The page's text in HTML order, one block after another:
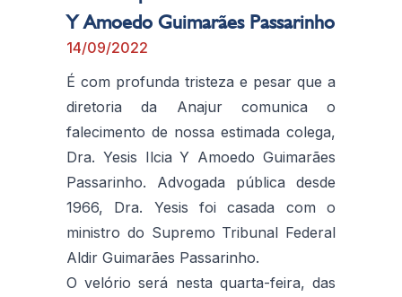
Y Amoedo Guimarães Passarinho
14/09/2022
É com profunda tristeza e pesar que a
diretoria da Anajur comunica o
falecimento de nossa estimada colega,
Dra. Yesis Ilcia Y Amoedo Guimarães
Passarinho. Advogada pública desde
1966, Dra. Yesis foi casada com o
ministro do Supremo Tribunal Federal
Aldir Guimarães Passarinho.
O velório será nesta quarta-feira, das